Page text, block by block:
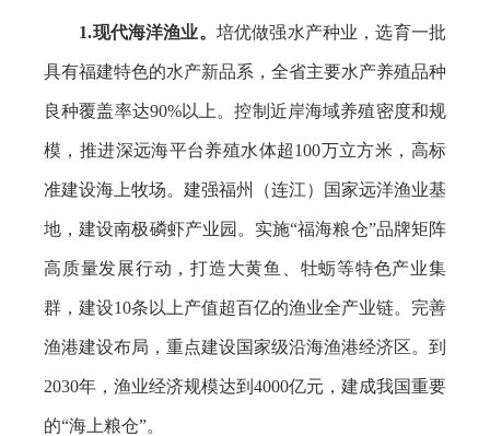
1.现代海洋渔业。 培优做强水产种业，选育一批
具有福建特色的水产新品系，全省主要水产养殖品种
良种覆盖率达90%以上。控制近岸海域养殖密度和规
模，推进深远海平台养殖水体超100万立方米，高标
准建设海上牧场。建强福州（连江）国家远洋渔业基
地，建设南极磷虾产业园。实施“福海粮仓”品牌矩阵
高质量发展行动，打造大黄鱼、牡蛎等特色产业集
群，建设10条以上产值超百亿的渔业全产业链。完善
渔港建设布局，重点建设国家级沿海渔港经济区。到
2030年，渔业经济规模达到4000亿元，建成我国重要
的“海上粮仓”。